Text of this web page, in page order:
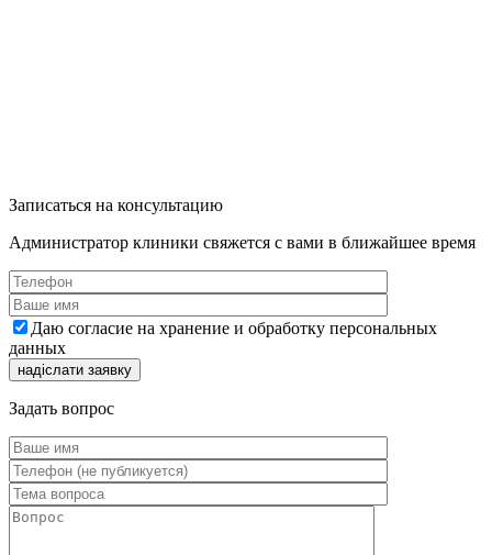
Записаться на консультацию
Администратор клиники свяжется с вами в ближайшее время
Даю согласие на хранение и обработку персональных
данных
Задать вопрос